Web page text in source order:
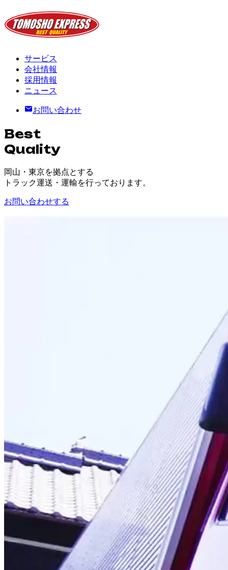
サービス
会社情報
採用情報
ニュース
お問い合わせ
Best
Quality
岡山・東京を拠点とする
トラック運送・運輸を行っております。
お問い合わせする